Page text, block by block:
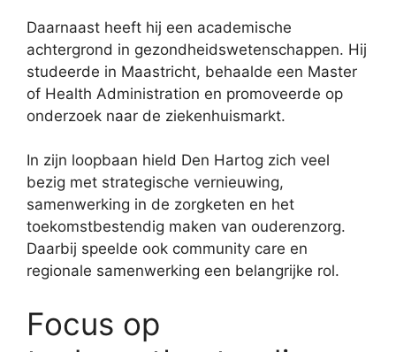
Daarnaast heeft hij een academische
achtergrond in gezondheidswetenschappen. Hij
studeerde in Maastricht, behaalde een Master
of Health Administration en promoveerde op
onderzoek naar de ziekenhuismarkt.
In zijn loopbaan hield Den Hartog zich veel
bezig met strategische vernieuwing,
samenwerking in de zorgketen en het
toekomstbestendig maken van ouderenzorg.
Daarbij speelde ook community care en
regionale samenwerking een belangrijke rol.
Focus op